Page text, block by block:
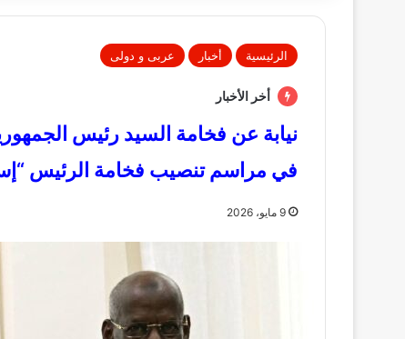
الرئيسية أخبار عربى و دولى
أخر الأخبار
نيابة عن فخامة السيد رئيس
في مراسم تنصيب فخامة الرئيس
9 مايو، 2026